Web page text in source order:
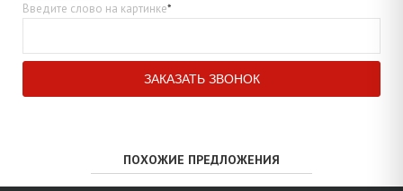
Введите слово на картинке*
ПОХОЖИЕ ПРЕДЛОЖЕНИЯ